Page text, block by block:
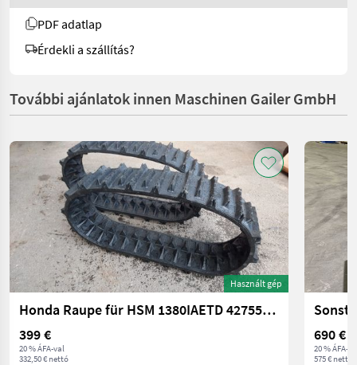
PDF adatlap
Érdekli a szállítás?
További ajánlatok innen Maschinen Gailer GmbH
Használt gép
Honda Raupe für HSM 1380IAETD 42755-V15-013
399 €
20 % ÁFA-val
332,50 € nettó
690 €
20 % ÁFA-
575 € nettó